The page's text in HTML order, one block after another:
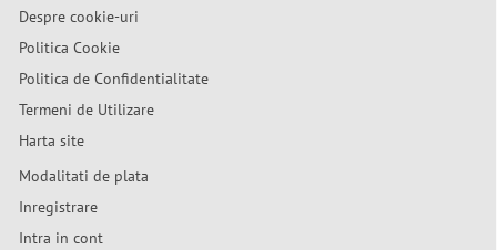
Despre cookie-uri
Politica Cookie
Politica de Confidentialitate
Termeni de Utilizare
Harta site
Modalitati de plata
Inregistrare
Intra in cont